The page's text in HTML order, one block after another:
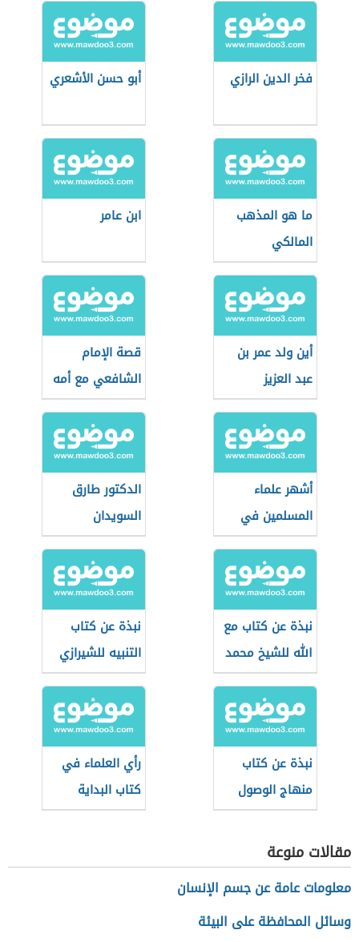
فخر الدين الرازي أبو حسن الأشعري
ما هو المذهب
المالكي
ابن عامر
أين ولد عمر بن
عبد العزيز
قصة الإمام
الشافعي مع أمه
أشهر علماء
المسلمين في
الدين
الدكتور طارق
السويدان
نبذة عن كتاب مع
الله للشيخ محمد
الغزالي
نبذة عن كتاب
التنبيه للشيرازي
نبذة عن كتاب
منهاج الوصول
إلى علم الأصول
للبيضاوي
رأي العلماء في
كتاب البداية
والنهاية
مقالات منوعة
معلومات عامة عن جسم الإنسان
وسائل المحافظة على البيئة